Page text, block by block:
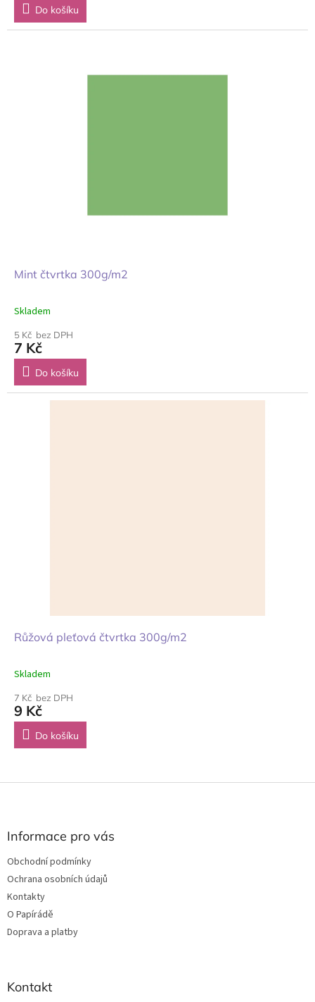
Do košíku
Mint čtvrtka 300g/m2
Skladem
5 Kč bez DPH
7 Kč
Do košíku
Růžová pleťová čtvrtka 300g/m2
Skladem
7 Kč bez DPH
9 Kč
Do košíku
Z
Informace pro vás
Obchodní podmínky
Ochrana osobních údajů
Kontakty
O Papírádě
Doprava a platby
Kontakt